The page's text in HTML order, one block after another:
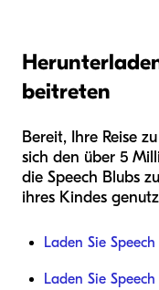
beitreten
Bereit, Ihre Reise
sich den über 5
die Speech Blubs
ihres Kindes
Laden Sie
Laden Sie